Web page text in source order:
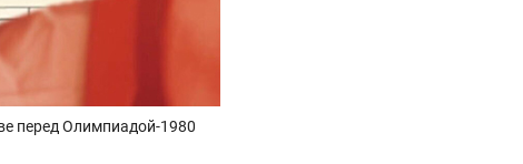
перед Олимпиадой-1980